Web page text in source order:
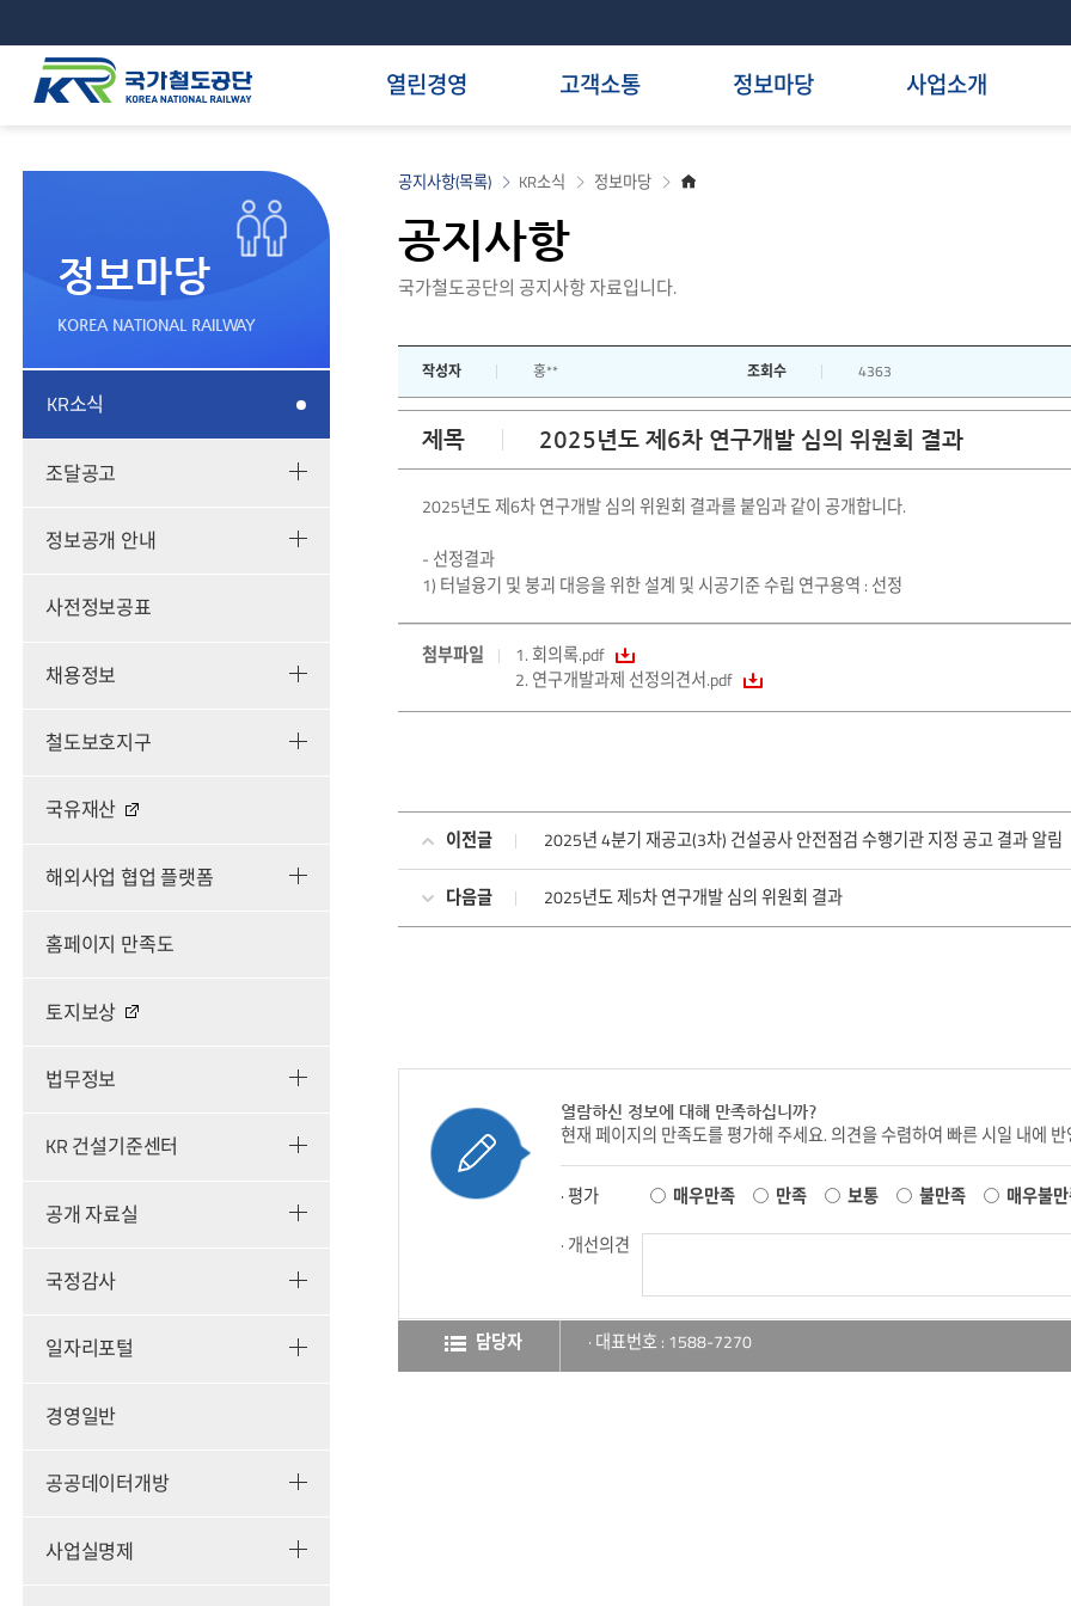
열린경영 고객소통 정보마당 사업소개
정보마당
KOREA NATIONAL RAILWAY
KR소식
조달공고
정보공개 안내
사전정보공표
채용정보
철도보호지구
국유재산
해외사업 협업 플랫폼
홈페이지 만족도
토지보상
법무정보
KR 건설기준센터
공개 자료실
국정감사
일자리포털
경영일반
공공데이터개방
사업실명제
정보마당
KR소식
공지사항(목록)
공지사항
국가철도공단의 공지사항 자료입니다.
작성자 홍** 조회수 4363
제목 2025년도 제6차 연구개발 심의 위원회 결과
2025년도 제6차 연구개발 심의 위원회 결과를 붙임과 같이 공개합니다.
- 선정결과
1) 터널융기 및 붕괴 대응을 위한 설계 및 시공기준 수립 연구용역 : 선정
첨부파일
1. 회의록.pdf
2. 연구개발과제 선정의견서.pdf
이전글 2025년 4분기 재공고(3차) 건설공사 안전점검 수행기관 지정 공고 결과 알림
다음글 2025년도 제5차 연구개발 심의 위원회 결과
열람하신 정보에 대해 만족하십니까?
현재 페이지의 만족도를 평가해 주세요. 의견을 수렴하여 빠른 시일 내에
· 평가 매우만족 만족 보통 불만족
매우불
· 개선의견
담당자 · 대표번호 : 1588-7270